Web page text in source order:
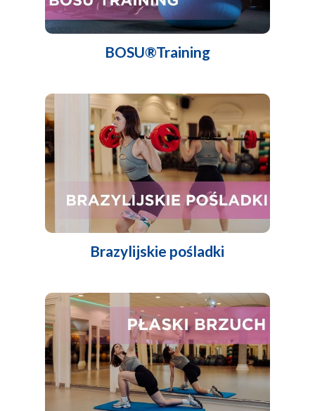
BOSU®Training
Brazylijskie pośladki